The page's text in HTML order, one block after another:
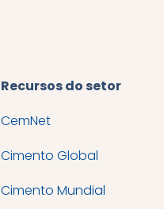
Recursos do setor
CemNet
Cimento Global
Cimento Mundial